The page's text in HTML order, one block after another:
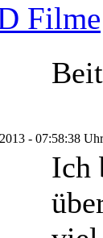
Filme
- 07:58:38 Uhr
Ich